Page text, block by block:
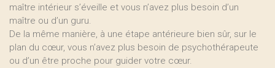
maître intérieur s’éveille et vous n’avez plus besoin d’un
maître ou d’un guru.
De la même manière, à une étape antérieure bien sûr, sur le
plan du cœur, vous n’avez plus besoin de psychothérapeute
ou d’un être proche pour guider votre cœur.